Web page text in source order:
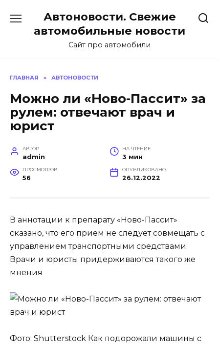
содержанию
Автоновости. Свежие
автомобильные новости
Сайт про автомобили
ГЛАВНАЯ » АВТОНОВОСТИ
Можно ли «Ново-Пассит» за
рулем: отвечают врач и
юрист
АВТОР
admin
НА ЧТЕНИЕ
3 мин
ПРОСМОТРОВ
56
ОПУБЛИКОВАНО
26.12.2022
В аннотации к препарату «Ново-Пассит»
сказано, что его прием не следует совмещать с
управлением транспортными средствами.
Врачи и юристы придерживаются такого же
мнения
Фото: Shutterstock Как подорожали машины с